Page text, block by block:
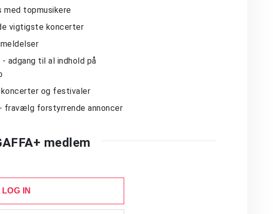
med topmusikere
vigtigste koncerter
adgang til al indhold på
og festivaler
fravælg forstyrrende annoncer
medlem
LOG IN